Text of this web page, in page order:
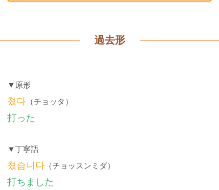
過去形
▼原形
쳤다 （チョッタ）
打った
▼丁寧語
쳤습니다 （チョッスンミダ）
打ちました